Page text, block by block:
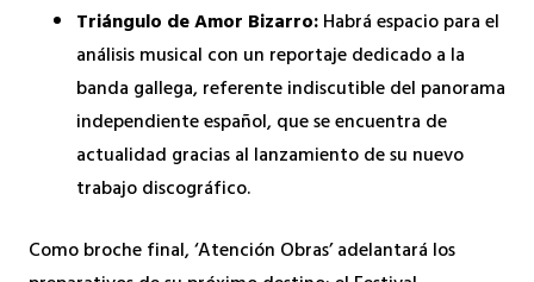
Triángulo de Amor Bizarro:Habrá espacio para el
análisis musical con un reportaje dedicado a la
banda gallega, referente indiscutible del panorama
independiente español, que se encuentra de
actualidad gracias al lanzamiento de su nuevo
trabajo discográfico.
Como broche final, ‘Atención Obras’ adelantará los